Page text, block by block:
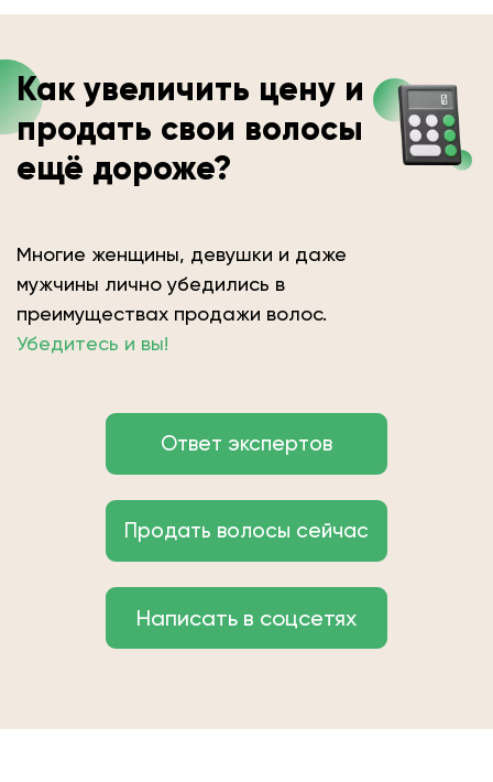
Как увеличить цену и
продать свои волосы
ещё дороже?
Многие женщины, девушки и даже
мужчины лично убедились в
преимуществах продажи волос.
Убедитесь и вы!
Ответ экспертов
Продать волосы сейчас
Написать в соцсетях